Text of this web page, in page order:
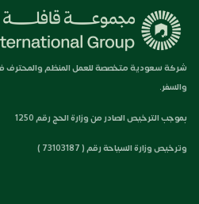
شركة سعودية متخصصة للعمل المنظم والمحترف
والسفر.
بموجب الترخيص الصادر من وزارة الحج رقم 1250
وترخيص وزارة السياحة رقم ( 73103187 )